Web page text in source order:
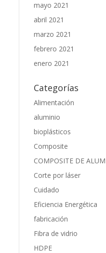
mayo 2021
abril 2021
marzo 2021
febrero 2021
enero 2021
Categorías
Alimentación
aluminio
bioplásticos
Composite
COMPOSITE DE
Corte por láser
Cuidado
Eficiencia Energética
fabricación
Fibra de vidrio
HDPE